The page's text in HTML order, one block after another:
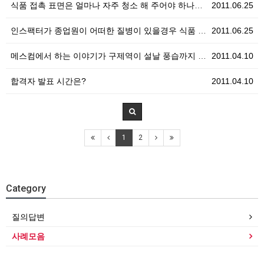
2011.06.25
식품 접촉 표면은 얼마나 자주 청소 해 주어야 하나요?
2011.06.25
인스팩터가 종업원이 어떠한 질병이 있을경우 식품 접촉을…
2011.04.10
메스컴에서 하는 이야기가 구제역이 설날 풍습까지 바꾸어…
2011.04.10
합격자 발표 시간은?
1 2
Category
질의답변
사례모음